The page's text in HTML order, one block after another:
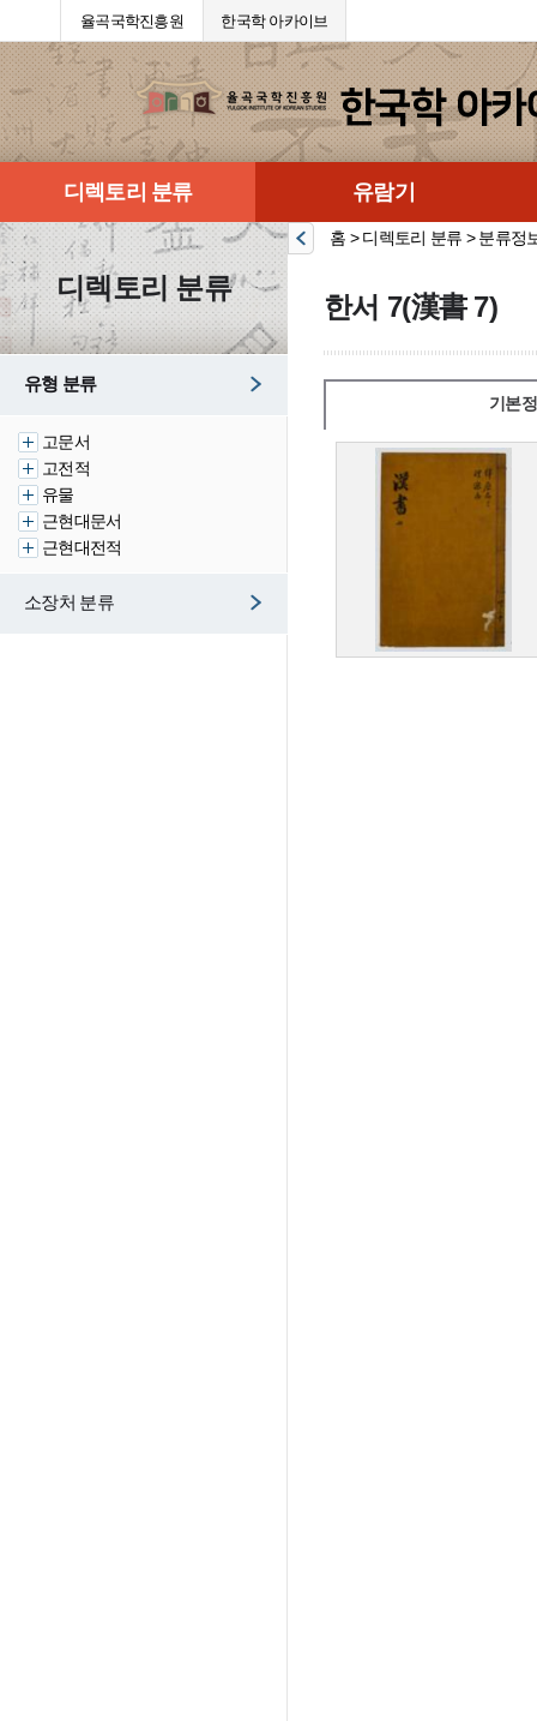
율곡국학진흥원 한국학 아카이브
디렉토리 분류 유람기
디렉토리 분류
유형 분류
고문서
고전적
유물
근현대문서
근현대전적
소장처 분류
홈 > 디렉토리 분류 > 분류정
한서 7(漢書 7)
기본